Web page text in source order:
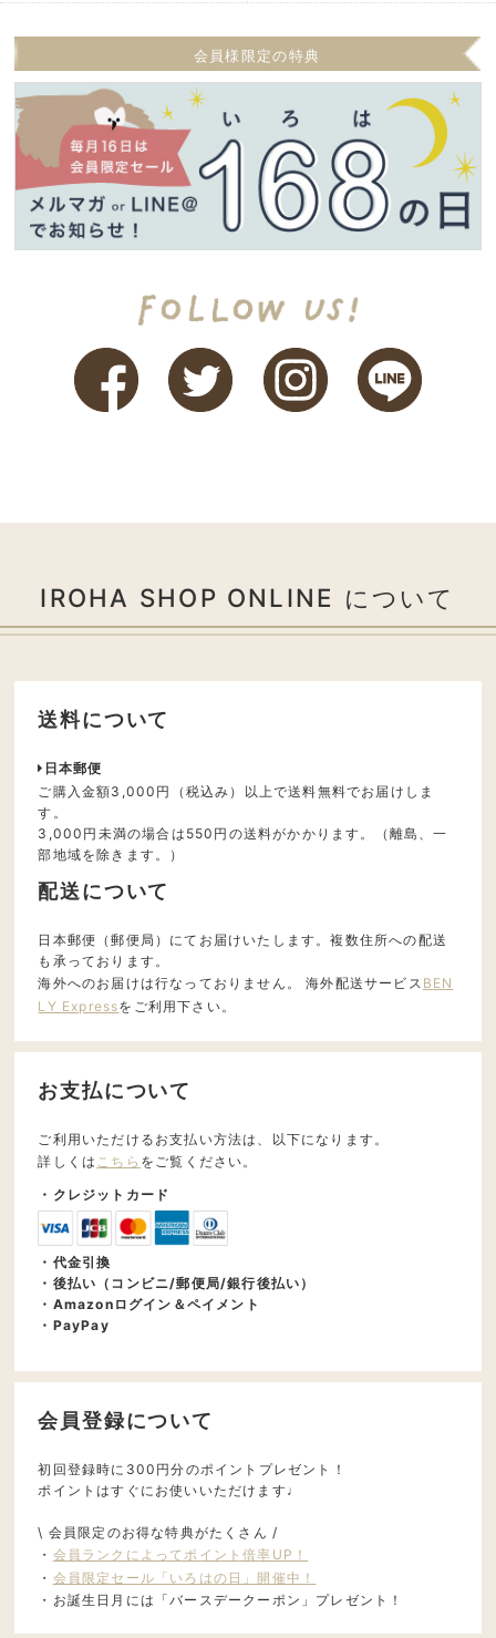
会員様限定の特典
IROHA SHOP ONLINE について
送料について
日本郵便
ご購入金額3,000円（税込み）以上で送料無料でお届けしま
す。
3,000円未満の場合は550円の送料がかかります。（離島、一
部地域を除きます。）
配送について
日本郵便（郵便局）にてお届けいたします。複数住所への配送
も承っております。
海外へのお届けは行なっておりません。 海外配送サービス BEN
LY Expressをご利用下さい。
お支払について
ご利用いただけるお支払い方法は、以下になります。
詳しくは こちら をご覧ください。
・クレジットカード
・代金引換
・後払い（コンビニ/郵便局/銀行後払い）
・Amazonログイン＆ペイメント
・PayPay
会員登録について
初回登録時に300円分のポイントプレゼント！
ポイントはすぐにお使いいただけます♩
\ 会員限定のお得な特典がたくさん /
・ 会員ランクによってポイント倍率UP！
・ 会員限定セール「いろはの日」開催中！
・お誕生日月には「バースデークーポン」プレゼント！